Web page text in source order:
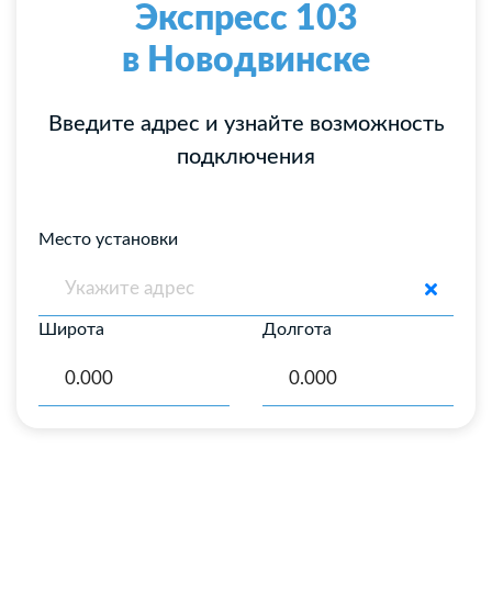
Экспресс 103
в Новодвинске
Введите адрес и узнайте возможность
подключения
Место установки
Широта Долгота